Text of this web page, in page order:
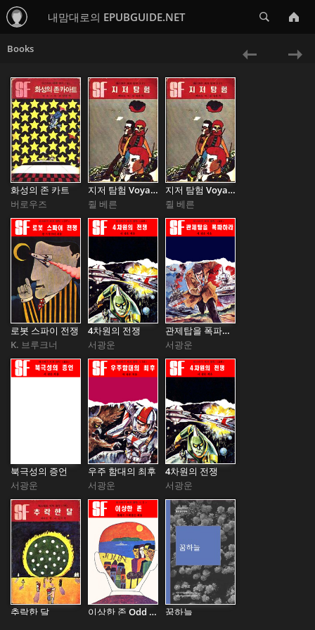
내맘대로의 EPUBGUIDE.NET
Books
화성의 존 카트
버로우즈
지저 탐험 Voyage Au Centre De La Terre
쥘 베른
지저 탐험 Voyage Au Centre De La Terre
쥘 베른
로봇 스파이 전쟁
K. 브루크너
4차원의 전쟁
서광운
관제탑을 폭파하라
서광운
북극성의 증언
서광운
우주 함대의 최후
서광운
4차원의 전쟁
서광운
추락한 달
이상한 존 Odd John
꿈하늘
«
Previous